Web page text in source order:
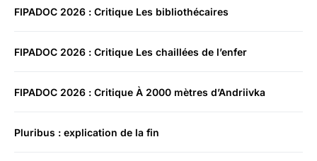
FIPADOC 2026 : Critique Les bibliothécaires
FIPADOC 2026 : Critique Les chaillées de l’enfer
FIPADOC 2026 : Critique À 2000 mètres d’Andriivka
Pluribus : explication de la fin